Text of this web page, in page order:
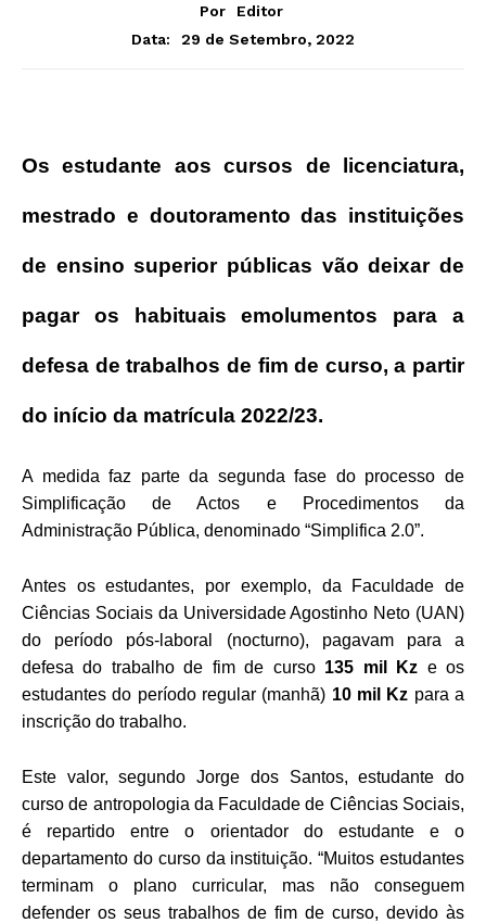
Por
Editor
Data:
29 de Setembro, 2022
Os estudante aos cursos de licenciatura,
mestrado e doutoramento das instituições
de ensino superior públicas vão deixar de
pagar os habituais emolumentos para a
defesa de trabalhos de fim de curso, a partir
do início da matrícula 2022/23.
A medida faz parte da segunda fase do processo de
Simplificação de Actos e Procedimentos da
Administração Pública, denominado “Simplifica 2.0”.
Antes os estudantes, por exemplo, da Faculdade de
Ciências Sociais da Universidade Agostinho Neto (UAN)
do período pós-laboral (nocturno), pagavam para a
defesa do trabalho de fim de curso 135 mil Kz e os
estudantes do período regular (manhã) 10 mil Kz para a
inscrição do trabalho.
Este valor, segundo Jorge dos Santos, estudante do
curso de antropologia da Faculdade de Ciências Sociais,
é repartido entre o orientador do estudante e o
departamento do curso da instituição. “Muitos estudantes
terminam o plano curricular, mas não conseguem
defender os seus trabalhos de fim de curso, devido às